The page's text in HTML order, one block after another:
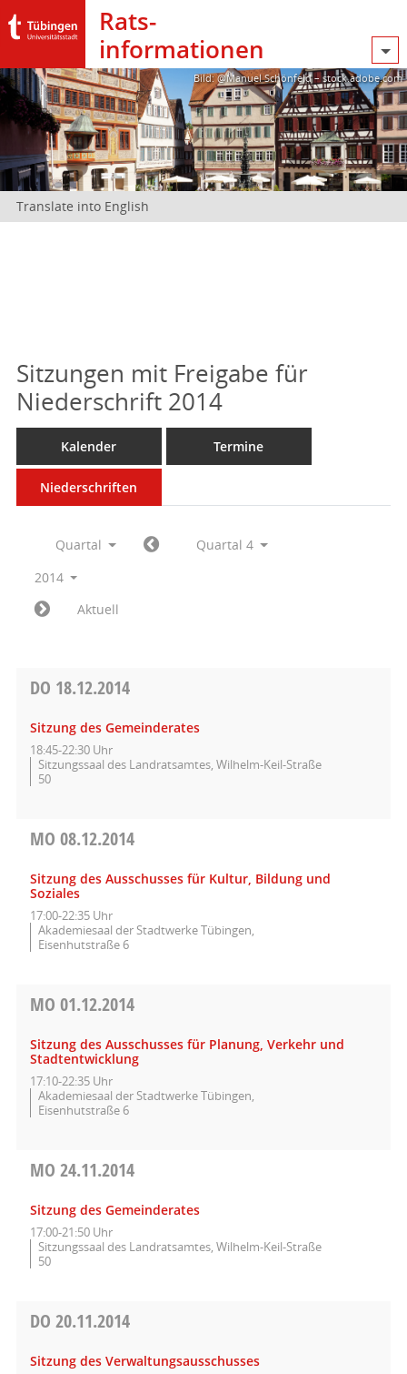
Rats­
informationen
Bild: @Manuel Schönfeld – stock.adobe.com
Translate into English
Sitzungen mit Freigabe für
Niederschrift 2014
Kalender Termine
Niederschriften
Quartal
Quartal 4
2014
Aktuell
DO 18.12.2014
Sitzung des Gemeinderates
18:45-22:30 Uhr
Sitzungssaal des Landratsamtes, Wilhelm-Keil-Straße
50
MO 08.12.2014
Sitzung des Ausschusses für Kultur, Bildung und
Soziales
17:00-22:35 Uhr
Akademiesaal der Stadtwerke Tübingen,
Eisenhutstraße 6
MO 01.12.2014
Sitzung des Ausschusses für Planung, Verkehr und
Stadtentwicklung
17:10-22:35 Uhr
Akademiesaal der Stadtwerke Tübingen,
Eisenhutstraße 6
MO 24.11.2014
Sitzung des Gemeinderates
17:00-21:50 Uhr
Sitzungssaal des Landratsamtes, Wilhelm-Keil-Straße
50
DO 20.11.2014
Sitzung des Verwaltungsausschusses